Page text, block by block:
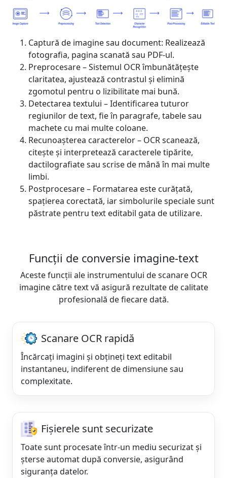
Captură de imagine sau document: Realizează
fotografia, pagina scanată sau PDF-ul.
Preprocesare – Sistemul OCR îmbunătățește
claritatea, ajustează contrastul și elimină
zgomotul pentru o lizibilitate mai bună.
Detectarea textului – Identificarea tuturor
regiunilor de text, fie în paragrafe, tabele sau
machete cu mai multe coloane.
Recunoașterea caracterelor – OCR scanează,
citește și interpretează caracterele tipărite,
dactilografiate sau scrise de mână în mai multe
limbi.
Postprocesare – Formatarea este curățată,
spațierea corectată, iar simbolurile speciale sunt
păstrate pentru text editabil gata de utilizare.
Funcții de conversie imagine-text
Aceste funcții ale instrumentului de scanare OCR
imagine către text vă asigură rezultate de calitate
profesională de fiecare dată.
Scanare OCR rapidă
Încărcați imagini și obțineți text editabil
instantaneu, indiferent de dimensiune sau
complexitate.
Fișierele sunt securizate
Toate sunt procesate într-un mediu securizat și
șterse automat după conversie, asigurând
siguranța datelor.